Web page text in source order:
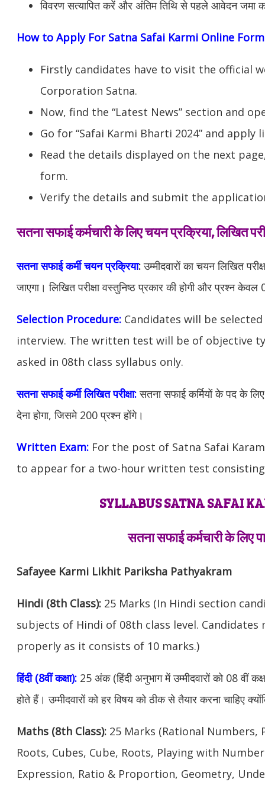
विवरण सत्यापित करें और अंतिम तिथि से पहले आवेदन जमा
How to Apply For Satna Safai Karmi Online
Firstly candidates have to visit the official
Corporation Satna.
Now, find the “Latest News” section and
Go for “Safai Karmi Bharti 2024” and apply
Read the details displayed on the next
form.
Verify the details and submit the
सतना सफाई कर्मचारी के लिए चयन प्रक्रिया, लिखित
सतना सफाई कर्मी चयन प्रक्रिया:उम्मीदवारों का चयन लिखित
जाएगा। लिखित परीक्षा वस्तुनिष्ठ प्रकार की होगी और प्रश्न
Selection Procedure: Candidates will be
interview. The written test will be of objective
asked in 08th class syllabus only.
सतना सफाई कर्मी लिखित परीक्षा:सतनासफाई कर्मियों के पद के लिए
देना होगा, जिसमे 200 प्रश्न होंगे।
Written Exam: For the post of Satna Safai
to appear for a two-hour written test
SYLLABUS SATNA SAFAI
सतना सफाई कर्मचारी के लिए
Safayee Karmi Likhit Pariksha Pathyakram
Hindi (8th Class): 25 Marks (In Hindi section
subjects of Hindi of 08th class level.
properly as it consists of 10 marks.)
हिंदी (8वीं कक्षा): 25 अंक (हिंदी अनुभाग में उम्मीदवारों को 08 वीं
होते हैं। उम्मीदवारों को हर विषय को ठीक से तैयार करना चाहिए
Maths (8th Class): 25 Marks (Rational Numbers,
Roots, Cubes, Cube, Roots, Playing with
Expression, Ratio & Proportion, Geometry,